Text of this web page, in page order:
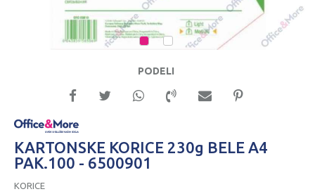
1 2
PODELI
KARTONSKE KORICE 230g BELE A4
PAK.100 - 6500901
KORICE